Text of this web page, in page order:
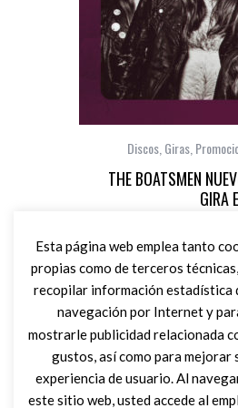
Discos Giras
THE BOATSMEN
GIRA
Ángel
The Boatsmen
trabajo “Hard Livin´”
punk-rock and roll
Sus
Esta página web emplea tanto
propias como de terceros
recopilar información estadística
navegación por Internet y
mostrarle publicidad relacionada
gustos, así como para mejorar
experiencia de usuario. Al
este sitio web, usted accede al